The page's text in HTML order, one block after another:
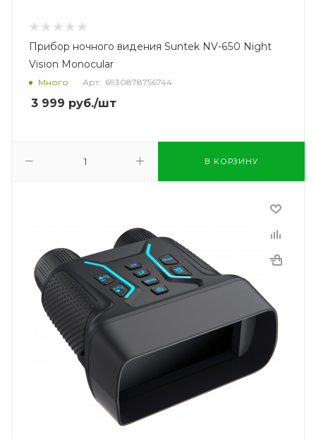
Прибор ночного видения Suntek NV-650 Night
Vision Monocular
Много Арт.: 6930878756744
3 999 руб./шт
В КОРЗИНУ